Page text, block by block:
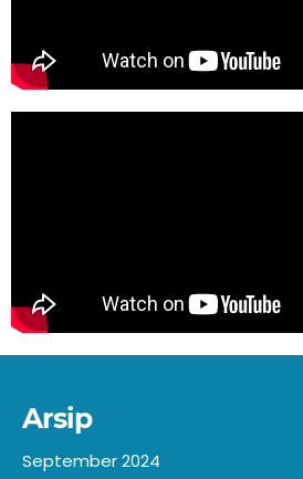
Arsip
September 2024